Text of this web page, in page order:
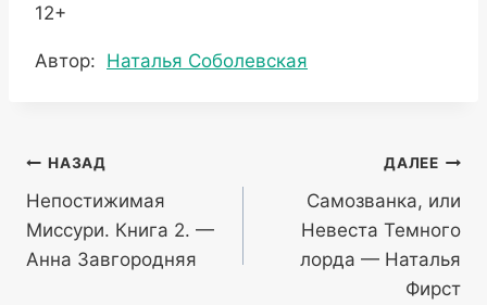
12+
Метки
Автор: Наталья Соболевская
Навигация
по
записям
НАЗАД
Непостижимая
Миссури. Книга 2. —
Анна Завгородняя
ДАЛЕЕ
Самозванка, или
Невеста Темного
лорда — Наталья
Фирст